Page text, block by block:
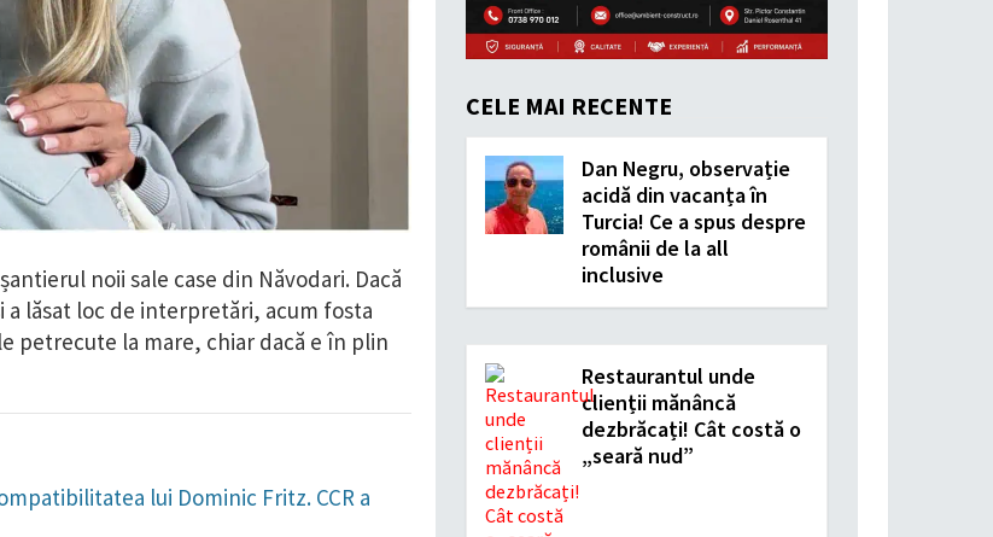
noii sale case din Năvodari. Dacă
a lăsat loc de interpretări, acum fosta
petrecute la mare, chiar dacă e în plin
lui Dominic Fritz. CCR a
CELE MAI RECENTE
Dan Negru, observație
acidă din vacanța în
Turcia! Ce a spus despre
românii de la all
inclusive
Restaurantul unde
clienții mănâncă
dezbrăcați! Cât costă o
„seară nud”